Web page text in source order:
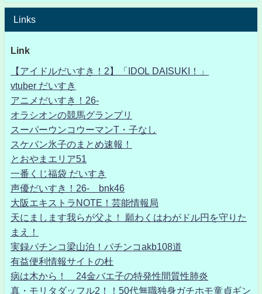
Links
Link
【アイドルだいすき！2】「IDOL DAISUKI！」
vtuber だいすき
アニメだいすき！26-
オラシオンの競馬グランプリ
スーパーウンコウーマンT・子なし
スケバン氷子のまとめ速報！
とおやまエリア51
一番くじ福袋 だいすき
声優だいすき！26- bnk46
大阪エキストラNOTE！芸能情報局
天にまします我らが父よ！ 願わくはわがドル円を守りた
まえ！
実録パチンコ梁山泊！パチンコakb108道
有益便利情報サイトの杜
病は木から！ 24金バエ子の特発性間質性肺炎
真・モリタダッフル2！！50代無職独身ガチホモ童貞ギン